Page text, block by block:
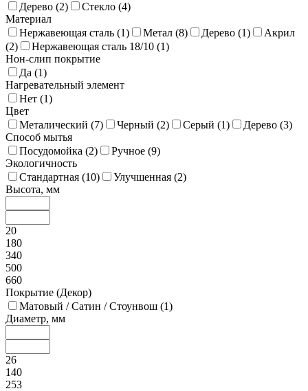
Дерево (2) Стекло (4)
Материал
Нержавеющая сталь (1) Метал (8) Дерево (1)
Акрил
(2) Нержавеющая сталь 18/10 (1)
Нон-слип покрытие
Да (1)
Нагревательный элемент
Нет (1)
Цвет
Металический (7) Черный (2) Серый (1) Дерево (3)
Способ мытья
Посудомойка (2) Ручное (9)
Экологичность
Стандартная (10) Улучшенная (2)
Высота, мм
20
180
340
500
660
Покрытие (Декор)
Матовый / Сатин / Стоунвош (1)
Диаметр, мм
26
140
253